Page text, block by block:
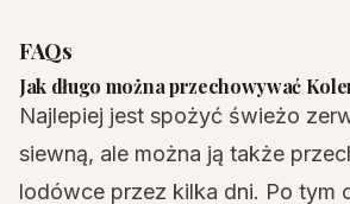
FAQs
Jak długo można przechowywać
Najlepiej jest spożyć świeżo
siewną, ale można ją także
lodówce przez kilka dni. Po tym